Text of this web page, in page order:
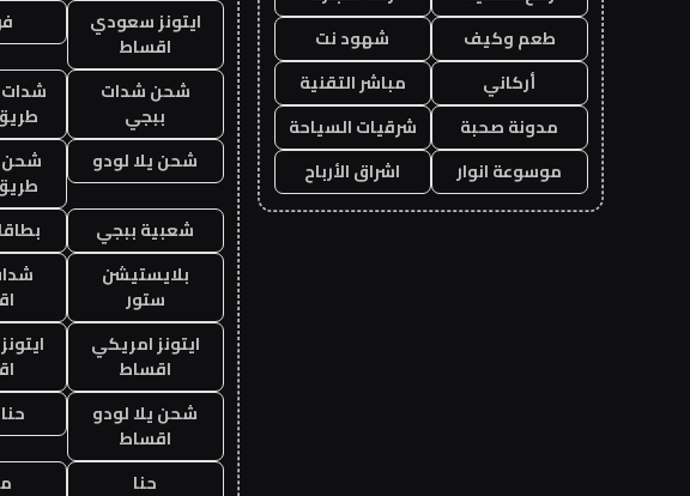
طعم وكيف
شهود نت
أركاني
مباشر التقنية
مدونة صحبة
شرقيات السياحة
موسوعة انوار
اشراق الأرباح
ايتونز سعودي
اقساط
شحن شدات
ببجي
شحن يلا لودو
شحن
شعبية ببجي
بلايستيشن
ستور
ايتونز امريكي
اقساط
شحن يلا لودو
اقساط
حنا